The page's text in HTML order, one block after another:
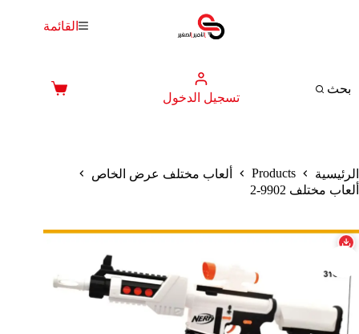
القائمة
بحث
تسجيل الدخول
عربة
الرئيسية Products
ألعاب مختلف عرض الخاص
ألعاب مختلف 9902-2